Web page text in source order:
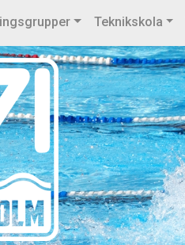
Teknikskola